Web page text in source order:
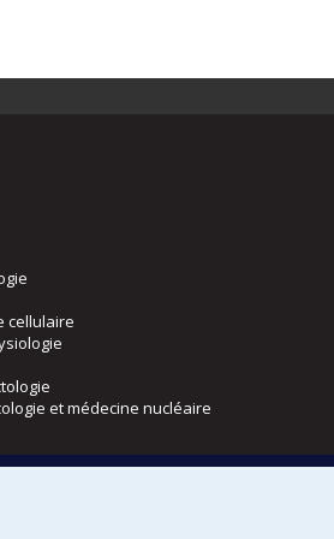
cellulaire
et médecine nucléaire